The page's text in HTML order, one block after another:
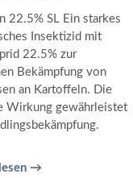
22.5% SL Ein starkes
Insektizid mit
22.5% zur
Bekämpfung von
an Kartoffeln. Die
Wirkung gewährleistet
→